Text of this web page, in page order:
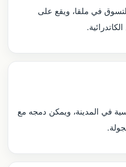
في ملقا، ويقع على
في المدينة، ويمكن دمجه مع